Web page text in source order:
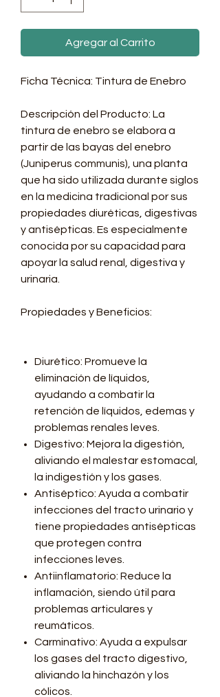
Agregar al Carrito
Ficha Técnica: Tintura de Enebro
Descripción del Producto: La
tintura de enebro se elabora a
partir de las bayas del enebro
(Juniperus communis), una planta
que ha sido utilizada durante siglos
en la medicina tradicional por sus
propiedades diuréticas, digestivas
y antisépticas. Es especialmente
conocida por su capacidad para
apoyar la salud renal, digestiva y
urinaria.
Propiedades y Beneficios:
Diurético: Promueve la
eliminación de líquidos,
ayudando a combatir la
retención de líquidos, edemas y
problemas renales leves.
Digestivo: Mejora la digestión,
aliviando el malestar estomacal,
la indigestión y los gases.
Antiséptico: Ayuda a combatir
infecciones del tracto urinario y
tiene propiedades antisépticas
que protegen contra
infecciones leves.
Antiinflamatorio: Reduce la
inflamación, siendo útil para
problemas articulares y
reumáticos.
Carminativo: Ayuda a expulsar
los gases del tracto digestivo,
aliviando la hinchazón y los
cólicos.